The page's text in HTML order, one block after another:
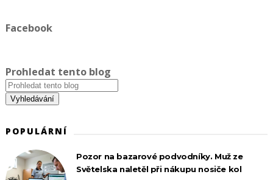
Facebook
Prohledat tento blog
POPULÁRNÍ
Pozor na bazarové podvodníky. Muž ze
Světelska naletěl při nákupu nosiče kol